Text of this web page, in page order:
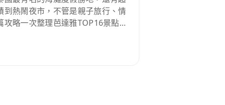
熱鬧夜市，不管是親子旅行、情
略一次整理芭達雅TOP16景點推
時又省力